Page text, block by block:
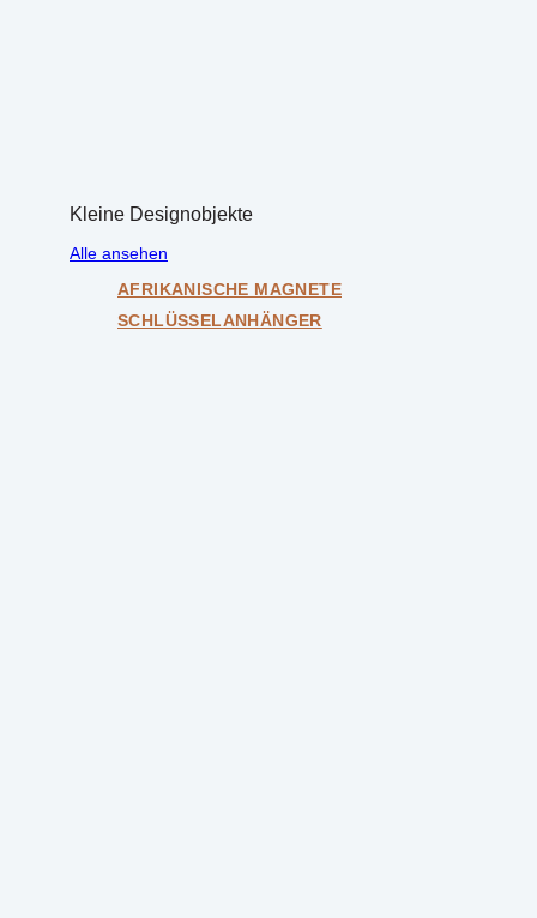
Kleine Designobjekte
Alle ansehen
AFRIKANISCHE MAGNETE
SCHLÜSSELANHÄNGER